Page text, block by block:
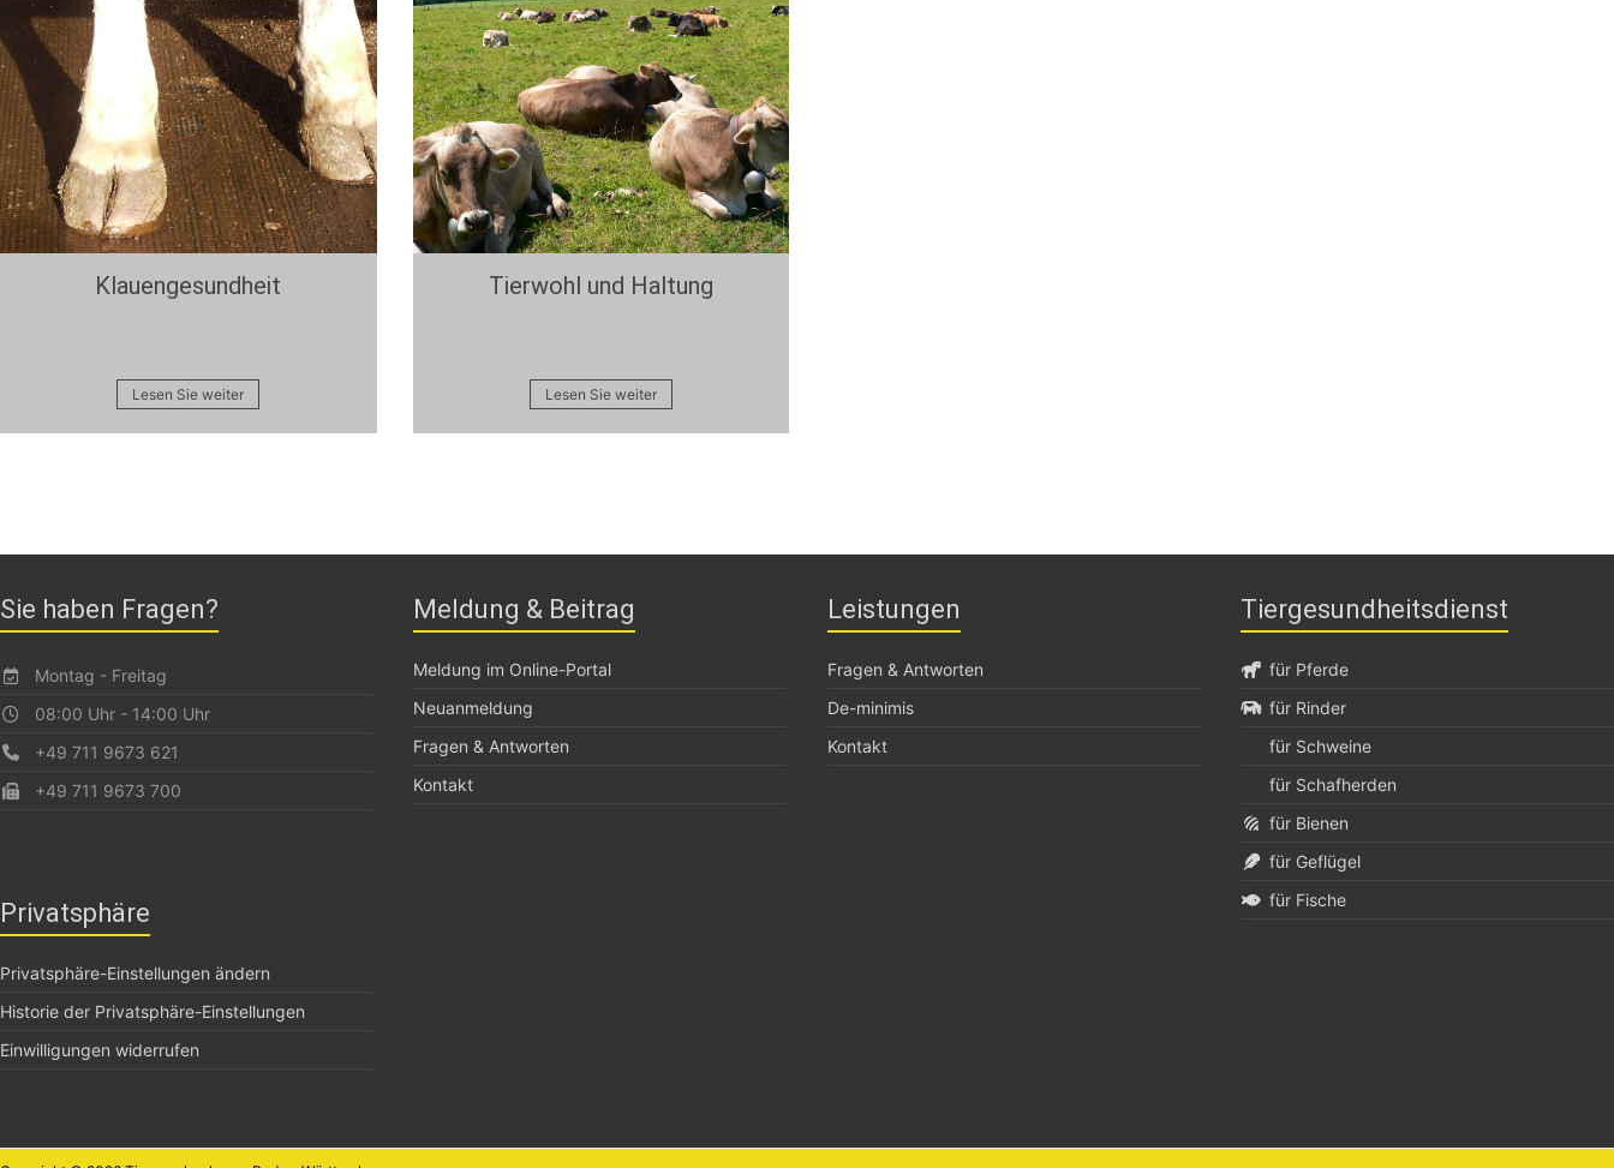
Klauengesundheit
Lesen Sie weiter
Tierwohl und Haltung
Lesen Sie weiter
Sie haben Fragen?
Montag - Freitag
08:00 Uhr - 14:00 Uhr
+49 711 9673 621
+49 711 9673 700
Privatsphäre
Privatsphäre-Einstellungen ändern
Historie der Privatsphäre-Einstellungen
Einwilligungen widerrufen
Meldung & Beitrag
Meldung im Online-Portal
Neuanmeldung
Fragen & Antworten
Kontakt
Leistungen
Fragen & Antworten
De-minimis
Kontakt
Tiergesundheitsdienst
für Pferde
für Rinder
für Schweine
für Schafherden
für Bienen
für Geflügel
für Fische